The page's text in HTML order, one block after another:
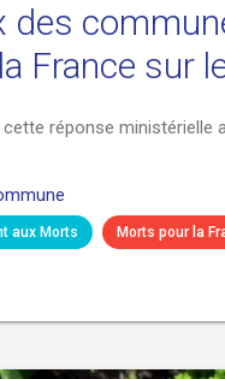
des
France sur
réponse ministérielle
aux Morts Morts pour la